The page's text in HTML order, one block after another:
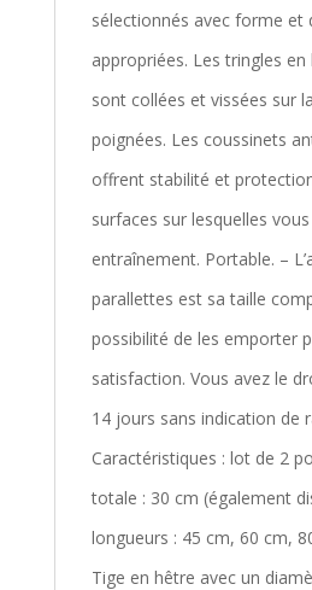
sélectionnés avec forme et
appropriées. Les tringles
sont collées et vissées sur
poignées. Les coussinets
offrent stabilité et
surfaces sur lesquelles
entraînement. Portable. –
parallettes est sa taille
possibilité de les emporter
satisfaction. Vous avez le
14 jours sans indication de
Caractéristiques : lot de 2
totale : 30 cm (également
longueurs : 45 cm, 60 cm,
Tige en hêtre avec un